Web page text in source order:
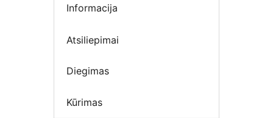
Informacija
Atsiliepimai
Diegimas
Kūrimas